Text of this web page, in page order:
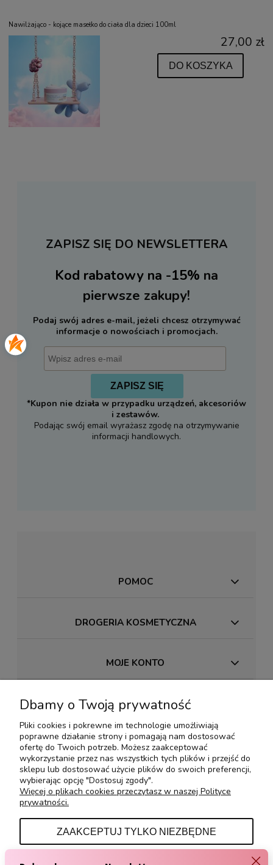
Nawilżająco - kojące masełko do ciała dla dzieci 100ml
27,00 zł
DO KOSZYKA
ZAPISZ SIĘ DO NEWSLETTERA
Kod rabatowy na -15% na
pierwsze zakupy!
Podaj swój adres e-mail, jeżeli chcesz otrzymywać
informacje o nowościach i promocjach.
ZAPISZ SIĘ
*Kupon nie działa w przypadku urządzeń, akcesoriów
i zestawów.
Podając swój email wyrażasz zgodę na otrzymywanie
informacji handlowych.
POMOC
DROGERIA KOSMETYCZNA
MOJE KONTO
PŁATNOŚCI I DOSTAWA
INFORMACJE
O NAS
KONTAKT Z NAMI
Dbamy o Twoją prywatność
Pliki cookies i pokrewne im technologie umożliwiają
poprawne działanie strony i pomagają nam dostosować
ofertę do Twoich potrzeb. Możesz zaakceptować
wykorzystanie przez nas wszystkich tych plików i przejść do
sklepu lub dostosować użycie plików do swoich preferencji,
wybierając opcję "Dostosuj zgody".
Więcej o plikach cookies przeczytasz w naszej Polityce
prywatności.
ZAAKCEPTUJ TYLKO NIEZBĘDNE